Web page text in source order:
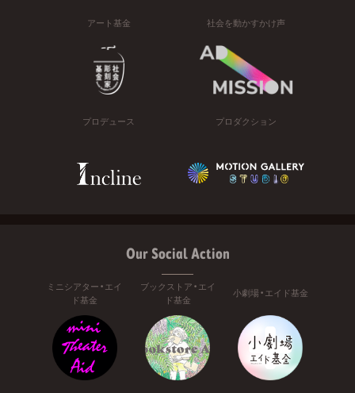
アート基金 社会を動かすかけ声
プロデュース プロダクション
Our Social Action
ミニシアター・エイ
ド基金
ブックストア・エイ
ド基金
小劇場・エイド基金